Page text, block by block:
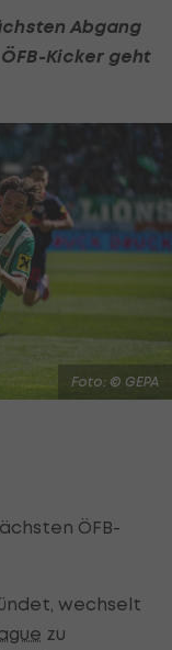
Abgang
Kicker geht
Foto: © GEPA
ÖFB-
wechselt
zu